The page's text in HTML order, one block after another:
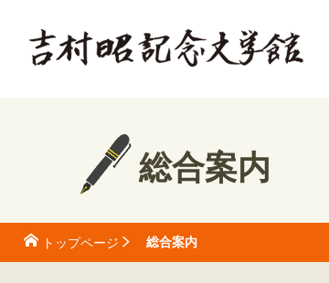
総合案内
トップページ 総合案内